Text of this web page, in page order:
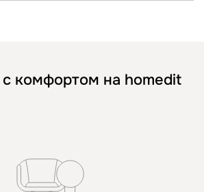
комфортом на homedit